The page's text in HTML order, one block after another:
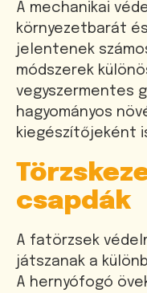
A mechanikai
környezetbarát
jelentenek
módszerek
vegyszermentes
hagyományos
kiegészítőjeként
csapdák
A fatörzsek
játszanak a
A hernyófogó